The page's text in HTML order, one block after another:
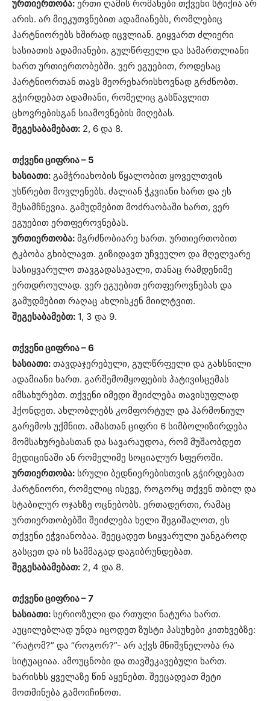
ურთიერთობა: ერთი ღამის რომანები თქვენი სტიქია არ
არის. არ მიეკუთვნებით ადამიანებს, რომლებიც
პარტნიორებს ხშირად იცვლიან. გიყვართ ძლიერი
ხასიათის ადამიანები. გულწრფელი და სამართლიანი
ხართ ურთიერთობებში. ვერ ეგუებით, როდესაც
პარტნიორთან თავს მეორეხარისხოვნად გრძნობთ.
გჭირდებათ ადამიანი, რომელიც გასწავლით
ცხოვრებისგან სიამოვნების მიღებას.
შეგესაბამებათ: 2, 6 და 8.
თქვენი ციფრია – 5
ხასიათი: გამჭრიახობის წყალობით ყოველთვის
უსწრებთ მოვლენებს. ძალიან ჭკვიანი ხართ და ეს
შესამჩნევია. გამუდმებით მოძრაობაში ხართ, ვერ
ეგუებით ერთფეროვნებას.
ურთიერთობა: მგრძნობიარე ხართ. ურთიერთობით
ტკბობა გხიბლავთ. გიზიდავთ უჩვეულო და მღელვარე
სასიყვარულო თავგადასავალი, თანაც რამდენიმე
ერთდროულად. ვერ ეგუებით ერთფეროვნებას და
გამუდმებით რაღაც ახლისკენ მიილტვით.
შეგესაბამებთ: 1, 3 და 9.
თქვენი ციფრია – 6
ხასიათი: თავდაჯერებული, გულწრფელი და გახსნილი
ადამიანი ხართ. გარშემომყოფების პატივისცემას
იმსახურებთ. თქვენი იმედი შეიძლება თავისუფლად
ჰქონდეთ. ახლობლებს კომფორტულ და ჰარმონიულ
გარემოს უქმნით. ამასთან ციფრი 6 სიმბოლიზირდება
მომსახურებასთან და სავარაუდოა, რომ მუშაობდეთ
მედიცინაში ან რომელიმე სოციალურ სფეროში.
ურთიერთობა: სრული ბედნიერებისთვის გჭირდებათ
პარტნიორი, რომელიც ისევე, როგორც თქვენ თბილ და
სტაბილურ ოჯახზე ოცნებობს. ერთადერთი, რამაც
ურთიერთობებში შეიძლება ხელი შეგიშალოთ, ეს
თქვენი ეჭვიანობაა. შეეცადეთ სიყვარული უანგაროდ
გასცეთ და ის სამმაგად დაგიბრუნდებათ.
შეგესაბამებათ: 2, 4 და 8.
თქვენი ციფრია – 7
ხასიათი: სერიოზული და რთული ნატურა ხართ.
აუცილებლად უნდა იცოდეთ ზუსტი პასუხები კითხვებზე:
“რატომ?” და “როგორ?”- არ აქვს მნიშვნელობა რა
სიტუაციაა. ამოუცნობი და თავშეკავებული ხართ.
ხარისხს ყველაზე წინ აყენებთ. შეეცადეათ მეტი
მოთმინება გამოიჩინოთ.